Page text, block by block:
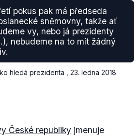
Samozřejmě, není
ani menšinová vláda, ale i
mít důvěru sněmovny.
bude situace vyvíjet. Byl bych
také vládla dlouho vláda v
ani pro parlamentní
tuto zemi. Sám čekám, jak se
bych ale rád, aby vláda, ať by
pokus pak má předseda
sněmovny, takže ať
vy, nebo já prezidenty
nebudeme na to mít žádný
hledá prezidenta 23. ledna 2018
České republiky jmenuje